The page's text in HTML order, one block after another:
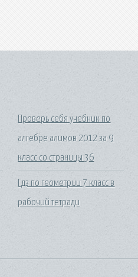
Проверь себя учебник по
алгебре алимов 2012 за 9
класс со страницы 36
Гдз по геометрии 7 класс в
рабочий тетради